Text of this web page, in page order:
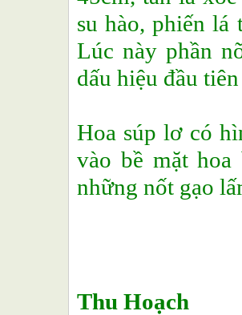
su hào, phiến lá
Lúc này phần
dấu hiệu đầu
Hoa súp lơ có
vào bề mặt
những nốt gạo
Thu Hoạch